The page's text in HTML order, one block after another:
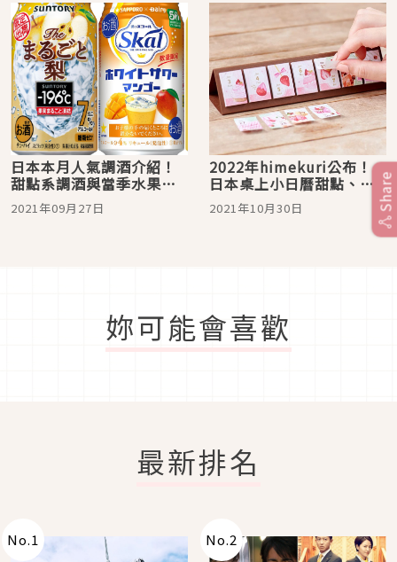
日本本月人氣調酒介紹！
甜點系調酒與當季水果風
味每一款都想放進冰箱收
藏
2021年09月27日
2022年himekuri公布！
日本桌上小日曆甜點、文
具、最新回憶款讓人愛不
釋手！
2021年10月30日
妳可能會喜歡
最新排名
No.1 No.2
Share